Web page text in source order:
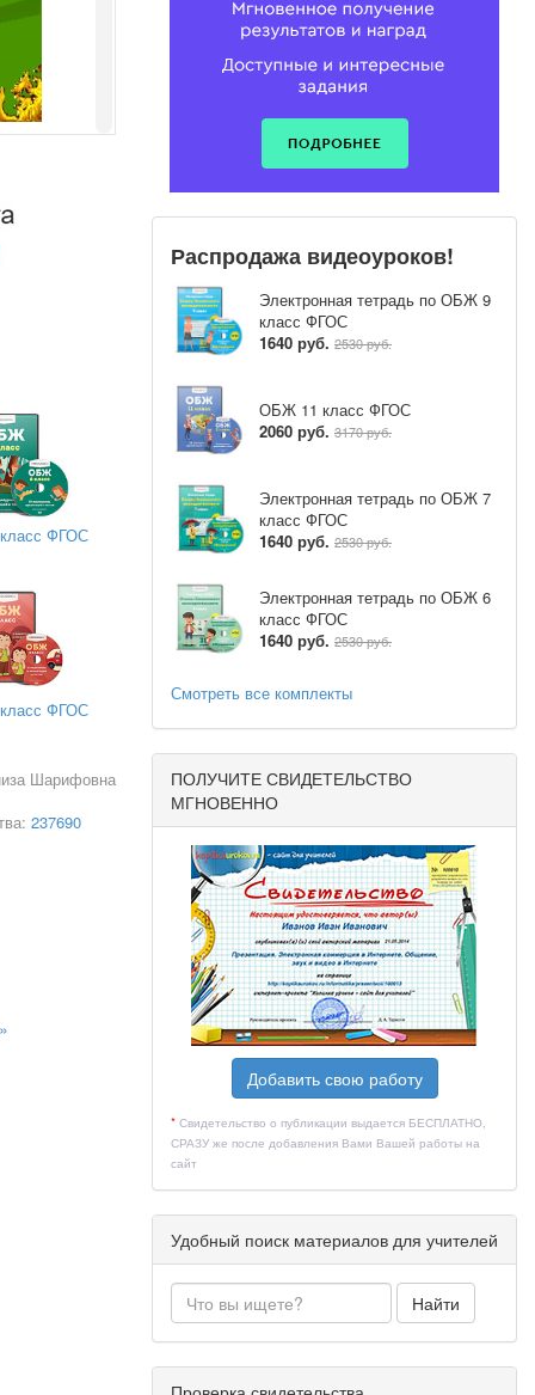
во
19 тысяч
ФГОС
ФГОС
Шарифовна
237690
Распродажа видеоуроков!
Электронная тетрадь по ОБЖ 9
класс ФГОС
1640 руб. 2530 руб.
ОБЖ 11 класс ФГОС
2060 руб. 3170 руб.
Электронная тетрадь по ОБЖ 7
класс ФГОС
1640 руб. 2530 руб.
Электронная тетрадь по ОБЖ 6
класс ФГОС
1640 руб. 2530 руб.
Смотреть все комплекты
ПОЛУЧИТЕ СВИДЕТЕЛЬСТВО
МГНОВЕННО
Добавить свою работу
* Свидетельство о публикации выдается БЕСПЛАТНО,
СРАЗУ же после добавления Вами Вашей работы на
сайт
Удобный поиск материалов для учителей
Найти